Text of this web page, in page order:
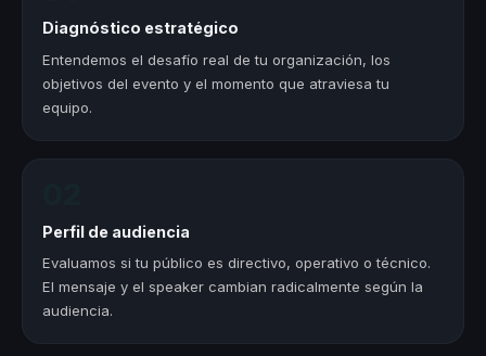
Diagnóstico estratégico
Entendemos el desafío real de tu organización, los
objetivos del evento y el momento que atraviesa tu
equipo.
Perfil de audiencia
Evaluamos si tu público es directivo, operativo o técnico.
El mensaje y el speaker cambian radicalmente según la
audiencia.